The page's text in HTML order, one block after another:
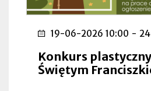
19-06-2026 10:00 -
Konkurs
Świętym